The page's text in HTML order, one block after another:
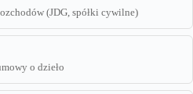
(JDG, spółki cywilne)
o dzieło